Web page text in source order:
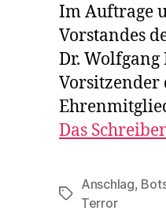
Im Auftrage
Vorstandes
Dr.
Vorsitzender
Das
Schlagwörter
Anschlag,
Terror